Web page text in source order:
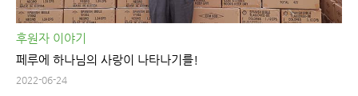
후원자 이야기
페루에 하나님의 사랑이 나타나기를!
2022-06-24